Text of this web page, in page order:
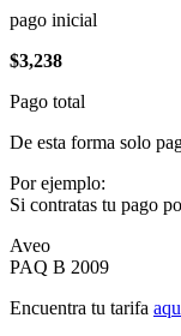
pago inicial
$3,238
Pago total
De esta forma solo
Por ejemplo:
Si contratas tu pago
Aveo
PAQ B 2009
Encuentra tu tarifa